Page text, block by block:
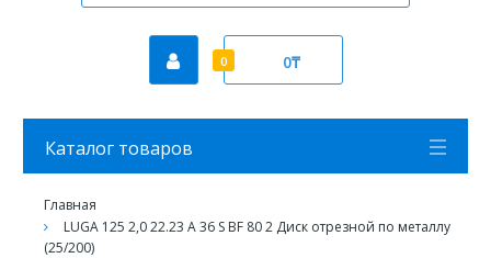
0 0₸
Каталог товаров
Главная
LUGA 125 2,0 22.23 A 36 S BF 80 2 Диск отрезной по металлу
(25/200)